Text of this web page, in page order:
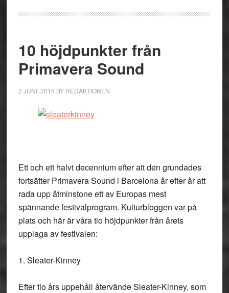
10 höjdpunkter från
Primavera Sound
2 JUNI, 2015 BY REDAKTIONEN
Ett och ett halvt decennium efter att den grundades
fortsätter Primavera Sound i Barcelona år efter år att
rada upp åtminstone ett av Europas mest
spännande festivalprogram. Kulturbloggen var på
plats och här är våra tio höjdpunkter från årets
upplaga av festivalen:
1. Sleater-Kinney
Efter tio års uppehåll återvände Sleater-Kinney, som